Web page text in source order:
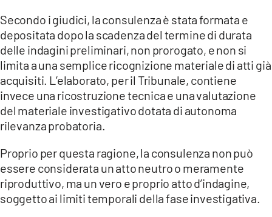
Secondo i giudici, la consulenza è stata formata e
depositata dopo la scadenza del termine di durata
delle indagini preliminari, non prorogato, e non si
limita a una semplice ricognizione materiale di atti già
acquisiti. L’elaborato, per il Tribunale, contiene
invece una ricostruzione tecnica e una valutazione
del materiale investigativo dotata di autonoma
rilevanza probatoria.
Proprio per questa ragione, la consulenza non può
essere considerata un atto neutro o meramente
riproduttivo, ma un vero e proprio atto d’indagine,
soggetto ai limiti temporali della fase investigativa.